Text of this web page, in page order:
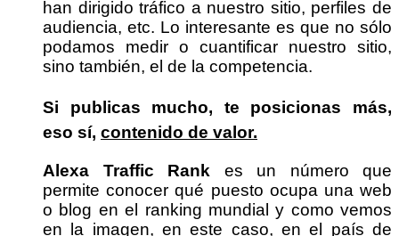
han dirigido tráfico a nuestro sitio, perfiles de
audiencia, etc. Lo interesante es que no sólo
podamos medir o cuantificar nuestro sitio,
sino también, el de la competencia.
Si publicas mucho, te posicionas más,
eso sí, contenido de valor.
Alexa Traffic Rank es un número que
permite conocer qué puesto ocupa una web
o blog en el ranking mundial y como vemos
en la imagen, en este caso, en el país de